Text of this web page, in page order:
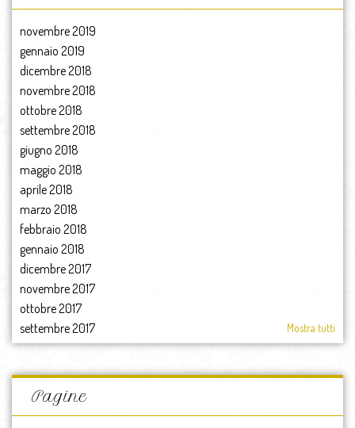
novembre 2019
gennaio 2019
dicembre 2018
novembre 2018
ottobre 2018
settembre 2018
giugno 2018
maggio 2018
aprile 2018
marzo 2018
febbraio 2018
gennaio 2018
dicembre 2017
novembre 2017
ottobre 2017
settembre 2017
agosto 2017
luglio 2017
giugno 2017
maggio 2017
Mostra tutti
Pagine